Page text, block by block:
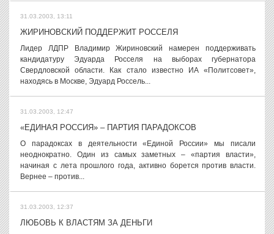
31.03.2003, 13:11
ЖИРИНОВСКИЙ ПОДДЕРЖИТ РОССЕЛЯ
Лидер ЛДПР Владимир Жириновский намерен поддерживать
кандидатуру Эдуарда Росселя на выборах губернатора
Свердловской области. Как стало известно ИА «Политсовет»,
находясь в Москве, Эдуард Россель...
31.03.2003, 12:47
«ЕДИНАЯ РОССИЯ» – ПАРТИЯ ПАРАДОКСОВ
О парадоксах в деятельности «Единой России» мы писали
неоднократно. Один из самых заметных – «партия власти»,
начиная с лета прошлого года, активно борется против власти.
Вернее – против...
31.03.2003, 12:37
ЛЮБОВЬ К ВЛАСТЯМ ЗА ДЕНЬГИ